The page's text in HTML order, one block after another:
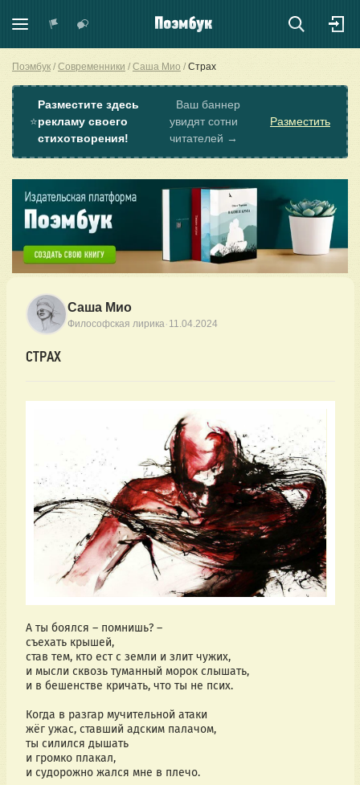
Поэмбук Современники Саша Мио Страх
⭐
Разместите здесь
рекламу своего
стихотворения!
Ваш баннер
увидят сотни
читателей →
Разместить
Саша Мио
Философская лирика· 11.04.2024
СТРАХ
А ты боялся – помнишь? –
съехать крышей,
став тем, кто ест с земли и злит чужих,
и мысли сквозь туманный морок слышать,
и в бешенстве кричать, что ты не псих.
Когда в разгар мучительной атаки
жёг ужас, ставший адским палачом,
ты силился дышать
и громко плакал,
и судорожно жался мне в плечо.